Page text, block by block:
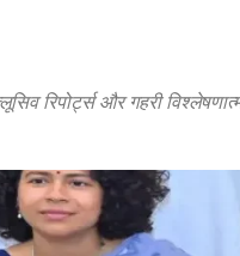
रिपोर्ट्स और गहरी